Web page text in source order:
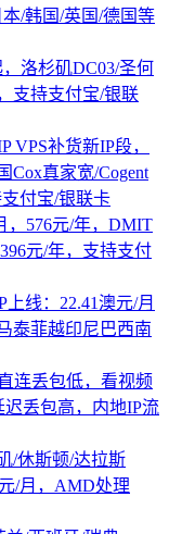
/韩国/英国/德国等
，洛杉矶DC03/圣何
支持支付宝/银联
VPS补货新IP段，
Cox真家宽/Cogent
付宝/银联卡
，576元/年，DMIT
元/年，支持支付
上线：22.41澳元/月
泰菲越印尼巴西南
连丢包低，看视频
丢包高，内地IP流
/休斯顿/达拉斯
/月，AMD处理